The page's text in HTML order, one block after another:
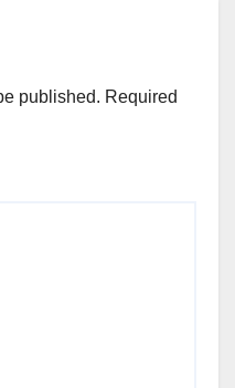
published. Required